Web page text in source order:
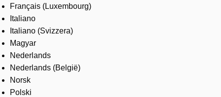
Français (Luxembourg)
Italiano
Italiano (Svizzera)
Magyar
Nederlands
Nederlands (België)
Norsk
Polski